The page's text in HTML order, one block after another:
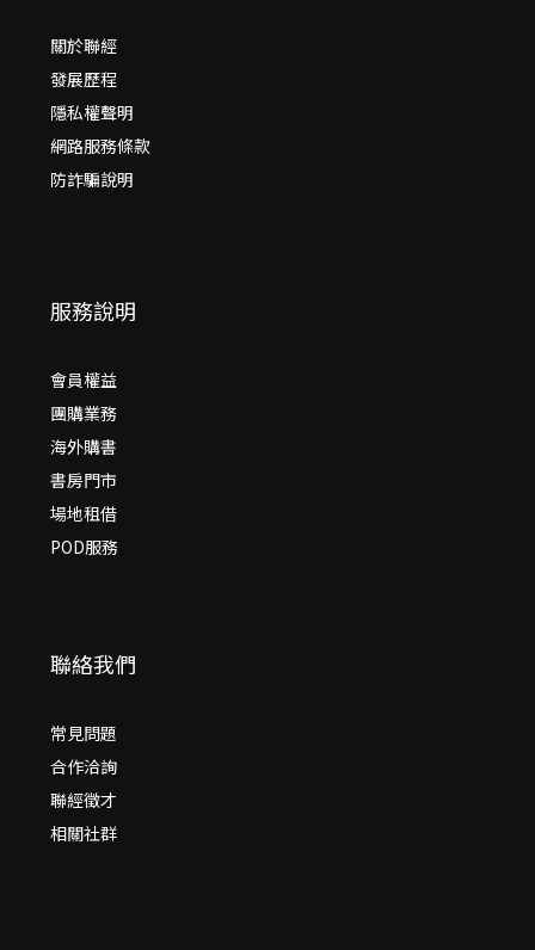
關於聯經
發展歷程
隱私權聲明
網路服務條款
防詐騙說明
服務說明
會員權益
團購業務
海外購書
書房門市
場地租借
POD服務
聯絡我們
常見問題
合作洽詢
聯經徵才
相關社群